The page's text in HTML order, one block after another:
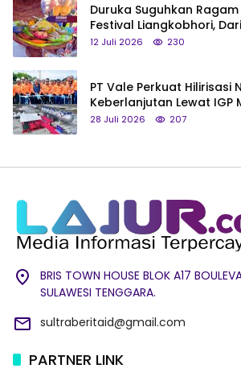
Duruka Suguhkan
Festival Liangkobhori,
hingga Tumpeng Beras
12 Juli 2026 230
PT Vale Perkuat Hilirisasi
Keberlanjutan Lewat IGP
28 Juli 2026 207
BRIS TOWN HOUSE BLOK A17
SULAWESI TENGGARA.
sultraberitaid@gmail.com
PARTNER LINK